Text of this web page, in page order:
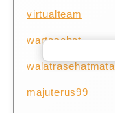
virtualteam
wartasehat
walatrasehatmata
majuterus99